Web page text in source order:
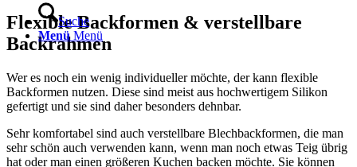
Suche
Menü Menü
Flexible Backformen & verstellbare
Backrahmen
Wer es noch ein wenig individueller möchte, der kann flexible
Backformen nutzen. Diese sind meist aus hochwertigem Silikon
gefertigt und sie sind daher besonders dehnbar.
Sehr komfortabel sind auch verstellbare Blechbackformen, die man
sehr schön auch verwenden kann, wenn man noch etwas Teig übrig
hat oder man einen größeren Kuchen backen möchte. Sie können